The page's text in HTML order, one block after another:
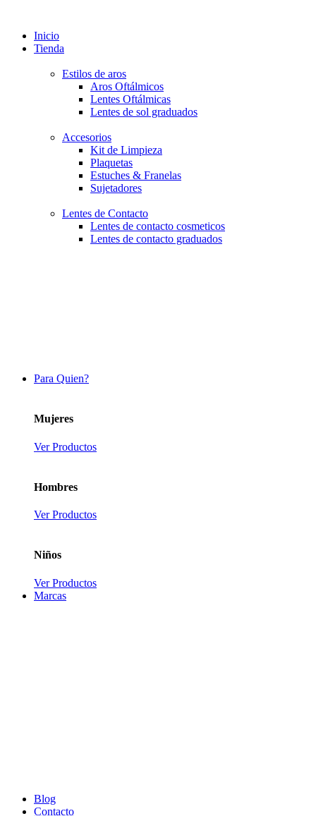
Inicio
Tienda
Estilos de aros
Aros Oftálmicos
Lentes Oftálmicas
Lentes de sol graduados
Accesorios
Kit de Limpieza
Plaquetas
Estuches & Franelas
Sujetadores
Lentes de Contacto
Lentes de contacto cosmeticos
Lentes de contacto graduados
Para Quien?
Mujeres
Ver Productos
Hombres
Ver Productos
Niños
Ver Productos
Marcas
Blog
Contacto